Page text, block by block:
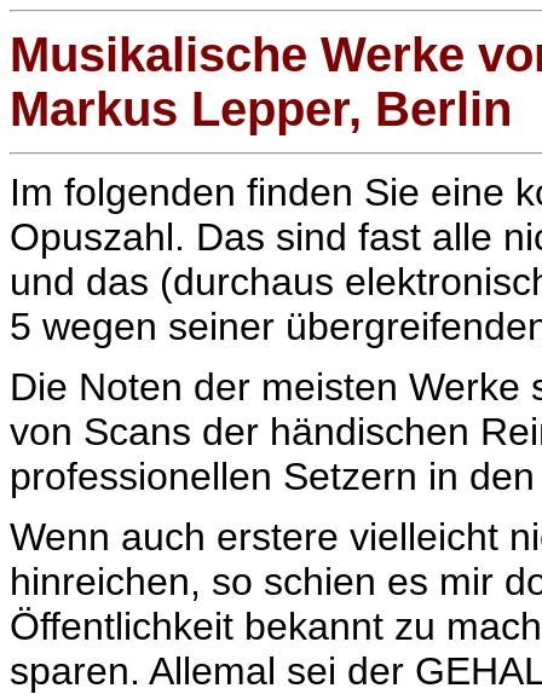
Musikalische Werke
Markus Lepper, Berlin
Im folgenden finden Sie eine
Opuszahl. Das sind fast alle
und das (durchaus
5 wegen seiner
Die Noten der meisten
von Scans der händischen
professionellen Setzern in
Wenn auch erstere vielleicht
hinreichen, so schien es mir
Öffentlichkeit bekannt zu
sparen. Allemal sei der